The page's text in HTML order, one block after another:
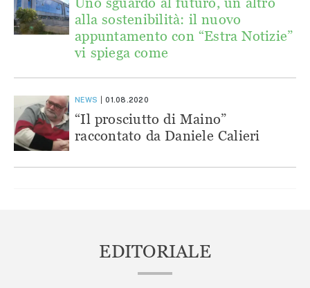
alla sostenibilità: il nuovo
appuntamento con “Estra Notizie”
vi spiega come
NEWS 01.08.2020
“Il prosciutto di Maino”
raccontato da Daniele Calieri
EDITORIALE